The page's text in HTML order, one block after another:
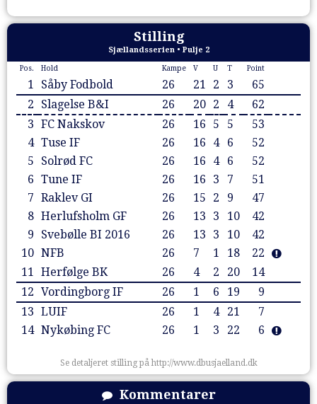
Stilling
Sjællandsserien • Pulje 2
Pos. Hold Kampe V U T Point
1 Såby Fodbold 26 21 2 3
65
2
Slagelse B&I 26 20 2 4
62
3 FC Nakskov 26 16 5 5
53
4 Tuse IF 26 16 4 6
52
5
Solrød FC 26 16 4 6
52
6 Tune IF 26 16 3 7
51
7 Raklev GI 26 15 2 9
47
8 Herlufsholm GF 26 13 3 10
42
9
Svebølle BI 2016 26 13 3 10
42
10 NFB 26 7 1 18
22
11 Herfølge BK 26 4 2 20
14
12 Vordingborg IF 26 1 6 19
9
13 LUIF 26 1 4 21
7
14 Nykøbing FC 26 1 3 22 6
Se detaljeret stilling på http://www.dbusjaelland.dk
Kommentarer